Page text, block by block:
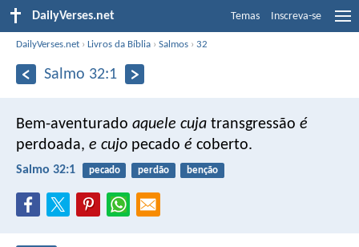
DailyVerses.net Temas Inscreva-se
DailyVerses.net ›Livros da Bíblia ›Salmos ›32
Salmo 32:1
Bem-aventurado aquele cuja transgressão é
perdoada, e cujo pecado é coberto.
Salmo 32:1 pecado perdão benção